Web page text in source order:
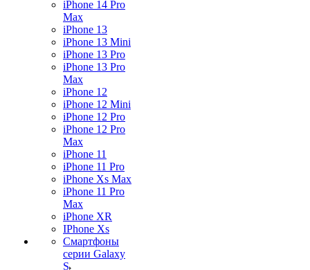
iPhone 14 Pro
Max
iPhone 13
iPhone 13 Mini
iPhone 13 Pro
iPhone 13 Pro
Max
iPhone 12
iPhone 12 Mini
iPhone 12 Pro
iPhone 12 Pro
Max
iPhone 11
iPhone 11 Pro
iPhone Xs Max
iPhone 11 Pro
Max
iPhone XR
IPhone Xs
Смартфоны
серии Galaxy
S